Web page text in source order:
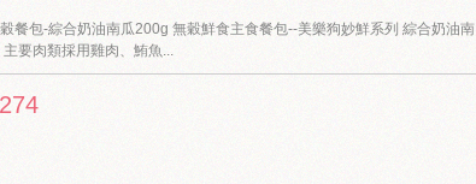
餐包-綜合奶油南瓜200g 無穀鮮食主食餐包--美樂狗妙鮮系列 綜合奶油南
主要肉類採用雞肉、鮪魚...